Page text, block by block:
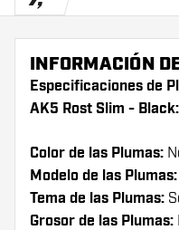
INFORMACIÓN
Especificaciones de
AK5 Rost Slim - Black:
Color de las Plumas:
Modelo de las Plumas:
Tema de las Plumas:
Grosor de las Plumas: